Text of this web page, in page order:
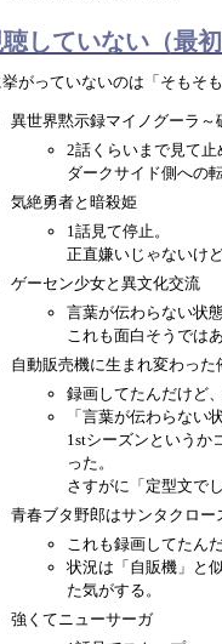
していない（最
がっていないのは「そもそ
異世界黙示録マイノグーラ
2話くらいまで見て止
ダークサイド側への
気絶勇者と暗殺姫
1話見て停止。
正直嫌いじゃないけ
ゲーセン少女と異文化交流
言葉が伝わらない状
これも面白そうでは
自動販売機に生まれ変わった
録画してたんだけど
「言葉が伝わらない
1stシーズンというか
った。
さすがに「定型文で
青春ブタ野郎はサンタクロー
これも録画してたん
状況は「自販機」と
た気がする。
強くてニューサーガ